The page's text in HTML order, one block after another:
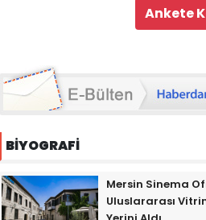
BİYOGRAFİ
Mersin Sinema
Uluslararası